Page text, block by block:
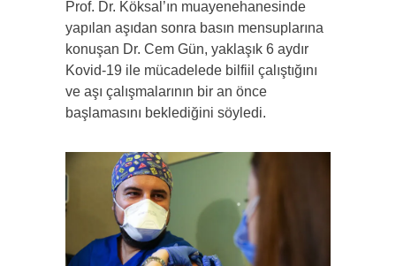
Prof. Dr. Köksal’ın muayenehanesinde
yapılan aşıdan sonra basın mensuplarına
konuşan Dr. Cem Gün, yaklaşık 6 aydır
Kovid-19 ile mücadelede bilfiil çalıştığını
ve aşı çalışmalarının bir an önce
başlamasını beklediğini söyledi.